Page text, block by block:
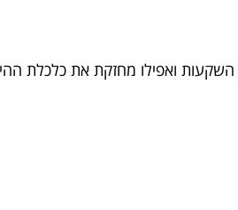
השקעות ואפילו מחזקת את כלכלת